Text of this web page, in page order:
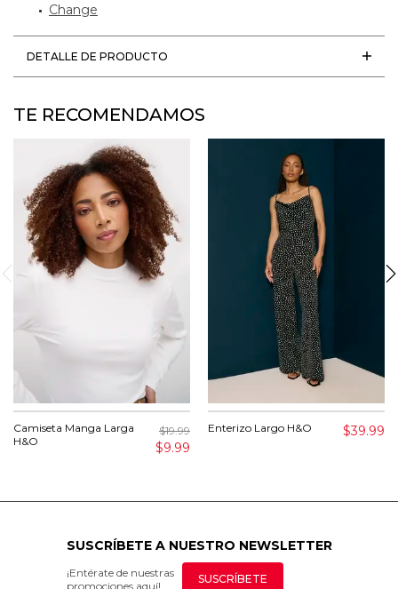
Change
DETALLE DE PRODUCTO
TE RECOMENDAMOS
Camiseta Manga Larga
H&O
$19.99
$9.99
Enterizo Largo H&O $39.99
SUSCRÍBETE A NUESTRO NEWSLETTER
¡Entérate de nuestras
promociones aquí!
SUSCRÍBETE